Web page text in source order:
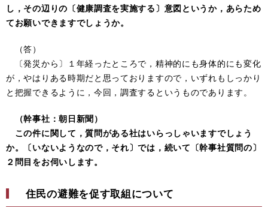
し，その辺りの〔健康調査を実施する〕意図というか，あらため
てお願いできますでしょうか。
（答）
〔発災から〕１年経ったところで，精神的にも身体的にも変化
が，やはりある時期だと思っておりますので，いずれもしっかり
と把握できるように，今回，調査するというものであります。
（幹事社：朝日新聞）
この件に関して，質問がある社はいらっしゃいますでしょう
か。〔いないようなので，それ〕では，続いて〔幹事社質問の〕
２問目をお伺いします。
住民の避難を促す取組について